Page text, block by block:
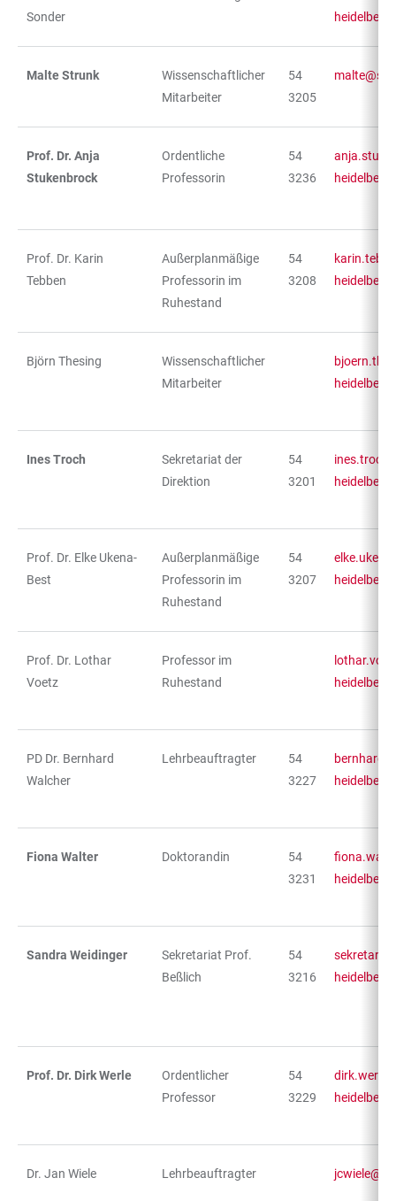
Sonder
Malte Strunk
Wissenschaftlicher
Mitarbeiter
54
3205
Prof. Dr. Anja
Stukenbrock
Ordentliche
Professorin
54
3236
Prof. Dr. Karin
Tebben
Außerplanmäßige
Professorin im
Ruhestand
54
3208
Björn Thesing
Wissenschaftlicher
Mitarbeiter
Ines Troch
Sekretariat der
Direktion
54
3201
Prof. Dr. Elke Ukena-
Best
Außerplanmäßige
Professorin im
Ruhestand
54
3207
Prof. Dr. Lothar
Voetz
Professor im
Ruhestand
PD Dr. Bernhard
Walcher
Lehrbeauftragter
54
3227
Fiona Walter Doktorandin
54
3231
Sandra Weidinger
Sekretariat Prof.
Beßlich
54
3216
Prof. Dr. Dirk Werle
Ordentlicher
Professor
54
3229
Dr. Jan Wiele Lehrbeauftragter